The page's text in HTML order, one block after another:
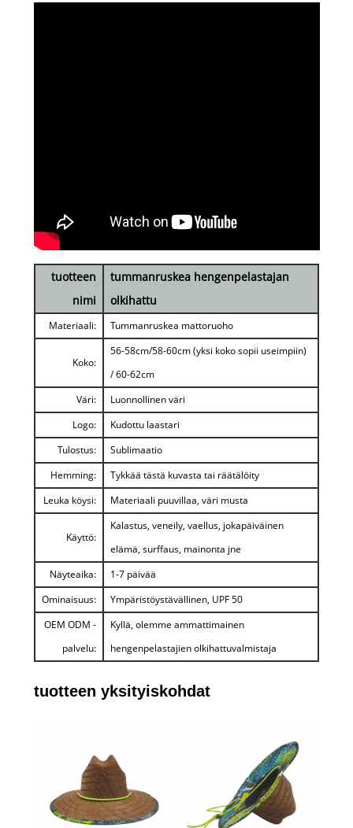
tuotteen
nimi
tummanruskea hengenpelastajan
olkihattu
Materiaali: Tummanruskea mattoruoho
Koko:
56-58cm/58-60cm (yksi koko sopii useimpiin)
/ 60-62cm
Väri:
Luonnollinen väri
Logo:
Kudottu laastari
Tulostus:
Sublimaatio
Hemming:
Tykkää tästä kuvasta tai räätälöity
Leuka köysi:
Materiaali puuvillaa, väri musta
Käyttö:
Kalastus, veneily, vaellus, jokapäiväinen
elämä, surffaus, mainonta jne
Näyteaika:
1-7 päivää
Ominaisuus:
Ympäristöystävällinen, UPF 50
OEM ODM -
palvelu:
Kyllä, olemme ammattimainen
hengenpelastajien olkihattuvalmistaja
tuotteen yksityiskohdat